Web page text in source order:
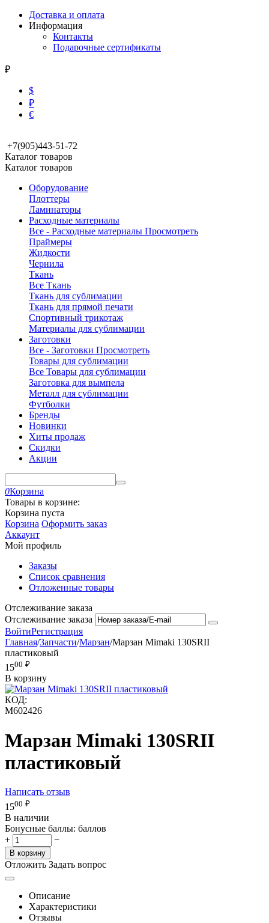
Доставка и оплата
Информация
Контакты
Подарочные сертификаты
₽
$
₽
€
+7(905)443-51-72
Каталог товаров
Каталог товаров
Оборудование
Плоттеры
Ламинаторы
Расходные материалы
Все - Расходные материалы Просмотреть
Праймеры
Жидкости
Чернила
Ткань
Все Ткань
Ткань для сублимации
Ткань для прямой печати
Спортивный трикотаж
Материалы для сублимации
Заготовки
Все - Заготовки Просмотреть
Товары для сублимации
Все Товары для сублимации
Заготовка для вымпела
Металл для сублимации
Футболки
Бренды
Новинки
Хиты продаж
Скидки
Акции
0Корзина
Товары в корзине:
Корзина пуста
Корзина Оформить заказ
Аккаунт
Мой профиль
Заказы
Список сравнения
Отложенные товары
Отслеживание заказа
Отслеживание заказа
ВойтиРегистрация
Главная/Запчасти/Марзан/Марзан Mimaki 130SRII
пластиковый
1500 ₽
В корзину
КОД:
M602426
Марзан Mimaki 130SRII
пластиковый
Написать отзыв
1500 ₽
В наличии
Бонусные баллы: баллов
+
−
В корзину
Отложить Задать вопрос
Описание
Характеристики
Отзывы